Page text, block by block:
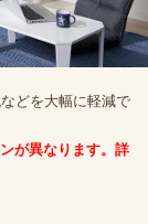
どを大幅に軽減で
が異なります。詳